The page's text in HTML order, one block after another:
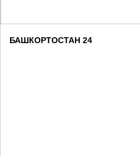
БАШКОРТОСТАН 24